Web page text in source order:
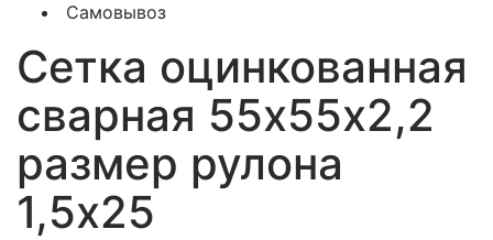
Самовывоз
Сетка оцинкованная
сварная 55х55х2,2
размер рулона
1,5х25